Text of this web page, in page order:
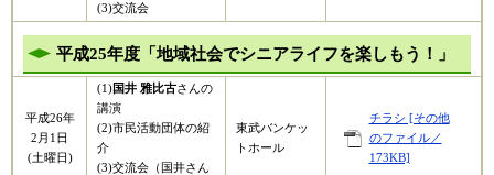
(3)交流会
平成25年度「地域社会でシニアライフを楽しもう！」
平成26年
2月1日
(土曜日)
(1)国井 雅比古さんの
講演
(2)市民活動団体の紹
介
(3)交流会（国井さん
東武バンケッ
トホール
チラシ [その他
のファイル／
173KB]